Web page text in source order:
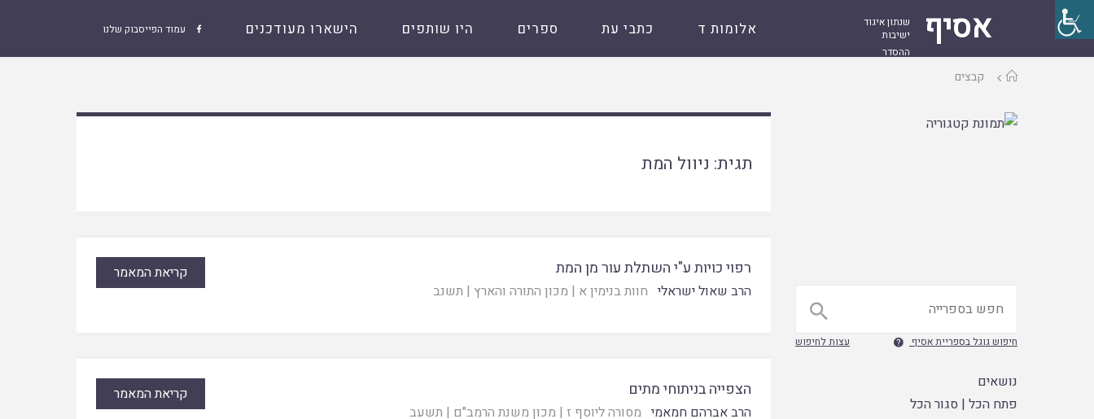
אסיף
שנתון איגוד
ישיבות
ההסדר
 עמוד הפייסבוק שלנו אלומות ד כתבי עת ספרים היו שותפים הישארו מעודכנים
עמודקבצים
תגית: ניוול המת
רפוי כויות ע"י השתלת עור מן המת
הרב שאול ישראלי חוות בנימין א | מכון התורה והארץ | תשנב
קריאת המאמר
הצפייה בניתוחי מתים
הרב אברהם חמאמי מסורה ליוסף ז | מכון משנת הרמב"ם | תשעב
קריאת המאמר

חיפוש גוגל בספריית אסיף  עצות לחיפוש
נושאים
פתח הכל |סגור הכל